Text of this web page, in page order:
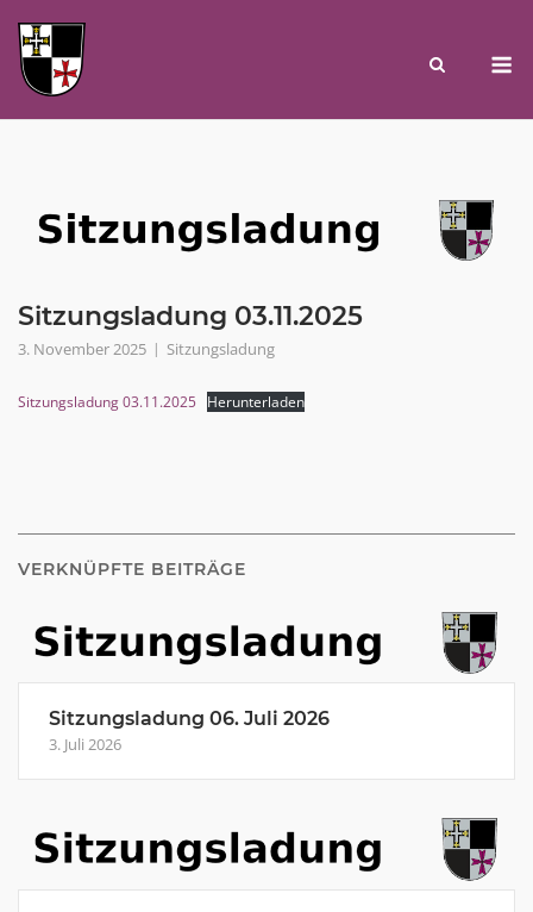
content
Sitzungsladung 03.11.2025
3. November 2025 Sitzungsladung
Sitzungsladung 03.11.2025 Herunterladen
VERKNÜPFTE BEITRÄGE
Sitzungsladung 06. Juli 2026
3. Juli 2026